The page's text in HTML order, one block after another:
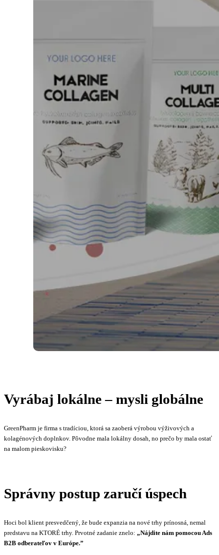
Vyrábaj lokálne – mysli globálne
GreenPharm je firma s tradíciou, ktorá sa zaoberá výrobou výživových a
kolagénových doplnkov. Pôvodne mala lokálny dosah, no prečo by mala ostať
na malom pieskovisku?
Správny postup zaručí úspech
Hoci bol klient presvedčený, že bude expanzia na nové trhy prínosná, nemal
predstavu na KTORÉ trhy. Prvotné zadanie znelo: „Nájdite nám pomocou Ads
B2B odberateľov v Európe.”